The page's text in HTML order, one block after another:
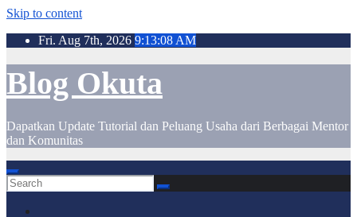
Skip to content
Fri. Aug 7th, 2026 9:13:09 AM
Blog Okuta
Dapatkan Update Tutorial dan Peluang Usaha dari Berbagai Mentor
dan Komunitas